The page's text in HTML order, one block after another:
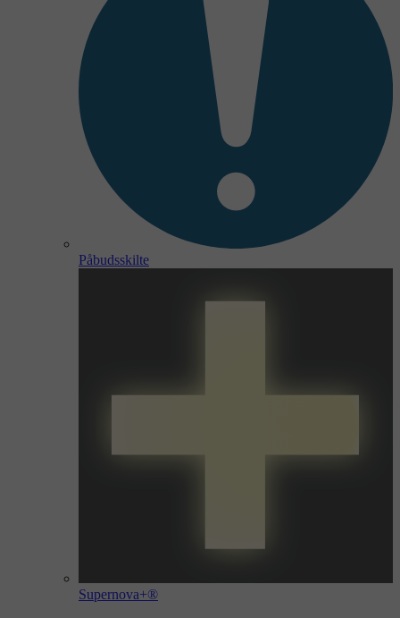
Påbudsskilte
Supernova+®